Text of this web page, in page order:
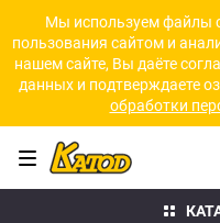
Мы используем файлы
пользования сайтом и
нашем сайте, Вы даёте
данных и подтверждаете
обработки